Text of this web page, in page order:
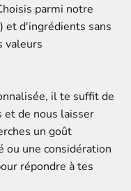
parmi notre
et d'ingrédients sans
valeurs
il te suffit de
et de nous laisser
un goût
ou une considération
répondre à tes